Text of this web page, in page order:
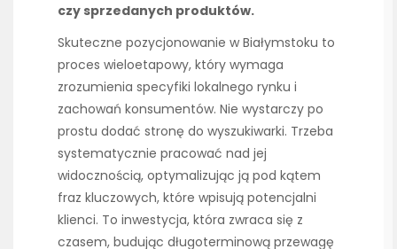
czy sprzedanych produktów.
Skuteczne pozycjonowanie w Białymstoku to
proces wieloetapowy, który wymaga
zrozumienia specyfiki lokalnego rynku i
zachowań konsumentów. Nie wystarczy po
prostu dodać stronę do wyszukiwarki. Trzeba
systematycznie pracować nad jej
widocznością, optymalizując ją pod kątem
fraz kluczowych, które wpisują potencjalni
klienci. To inwestycja, która zwraca się z
czasem, budując długoterminową przewagę